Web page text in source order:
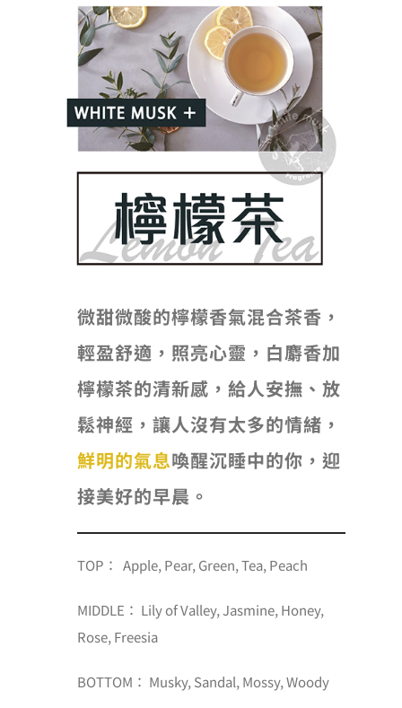
微甜微酸的檸檬香氣混合茶香，
輕盈舒適，照亮心靈，白麝香加
檸檬茶的清新感，給人安撫、放
鬆神經，讓人沒有太多的情緒，
鮮明的氣息喚醒沉睡中的你，迎
接美好的早晨。
TOP： Apple, Pear, Green, Tea, Peach
MIDDLE： Lily of Valley, Jasmine, Honey,
Rose, Freesia
BOTTOM： Musky, Sandal, Mossy, Woody